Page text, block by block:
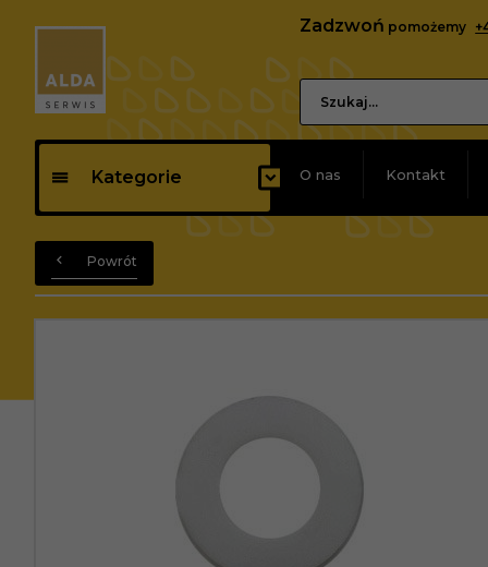
Zadzwoń pomożemy
Kategorie O nas Kontakt
Powrót